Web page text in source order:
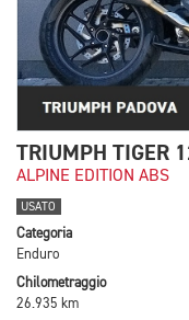
TRIUMPH TIGER
ALPINE EDITION ABS
USATO
Categoria
Enduro
Chilometraggio
26.935 km